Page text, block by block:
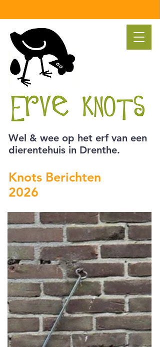
Wel & wee op het erf van een
dierentehuis in Drenthe.
Knots Berichten
2026